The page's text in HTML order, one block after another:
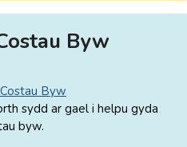
Byw
Byw
sydd ar gael i helpu gyda
byw.